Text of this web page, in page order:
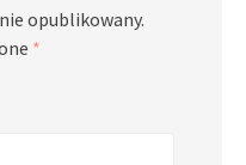
opublikowany.
*